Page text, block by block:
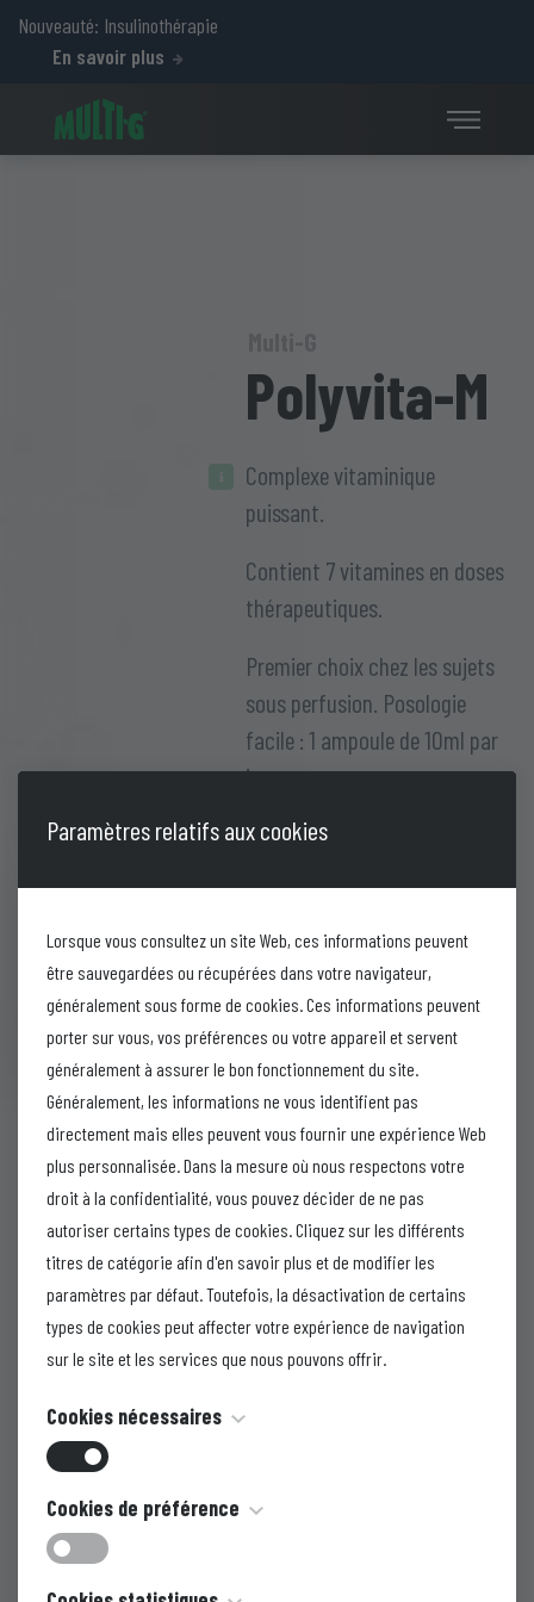
Nouveauté: Insulinothérapie
En savoir plus
Polyvita-M
Complexe vitaminique
puissant.
Contient 7 vitamines en doses
thérapeutiques.
Premier choix chez les sujets
sous perfusion. Posologie
facile : 1 ampoule de 10ml par
jour.
Chaque ampoule contient:
Thiamine Hydrochloride U.S.P.
………………50 mg
Riboflavine Phos. Sod. B.P.
……………………10 mg
Nicotinamide B.P.
……………………………100 mg
D-Panthenol U.S.P.
……………………………25 mg
Pyridoxine Hcl. U.S.P.
…………………………15 mg
Vitamine E Acetate (
Tocopheryl acetate U.S.P 5 mg
………………………1,5% v/v
Paramètres relatifs aux cookies
Lorsque vous consultez un site Web, ces informations peuvent
être sauvegardées ou récupérées dans votre navigateur,
généralement sous forme de cookies. Ces informations peuvent
porter sur vous, vos préférences ou votre appareil et servent
généralement à assurer le bon fonctionnement du site.
Généralement, les informations ne vous identifient pas
directement mais elles peuvent vous fournir une expérience Web
plus personnalisée. Dans la mesure où nous respectons votre
droit à la confidentialité, vous pouvez décider de ne pas
autoriser certains types de cookies. Cliquez sur les différents
titres de catégorie afin d'en savoir plus et de modifier les
paramètres par défaut. Toutefois, la désactivation de certains
types de cookies peut affecter votre expérience de navigation
sur le site et les services que nous pouvons offrir.
Cookies nécessaires
Ces cookies sont nécessaires au fonctionnement du site Web
et ils ne peuvent pas être désactivés. Ils ne sont
Cookies de préférence